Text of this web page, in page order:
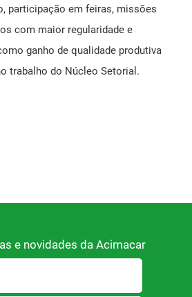
participação em feiras, missões
com maior regularidade e
ganho de qualidade produtiva
trabalho do Núcleo Setorial.
e novidades da Acimacar